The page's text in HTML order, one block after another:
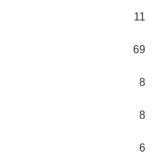
11
69
8
8
6